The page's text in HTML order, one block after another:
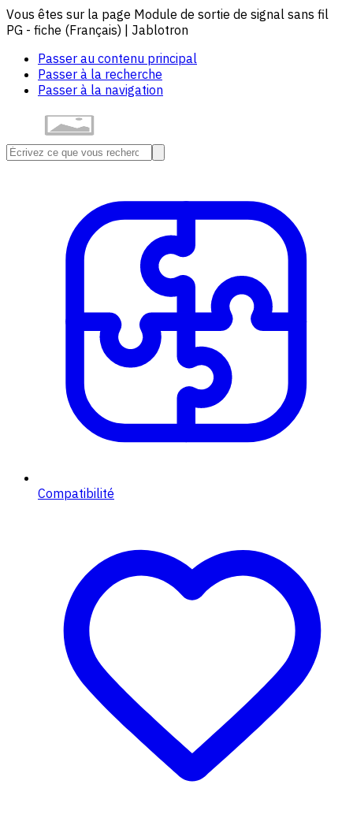
Vous êtes sur la page Module de sortie de signal sans fil
PG - fiche (Français) | Jablotron
Passer au contenu principal
Passer à la recherche
Passer à la navigation
Compatibilité